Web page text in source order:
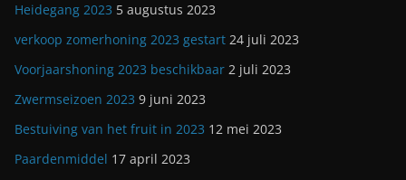
Heidegang 2023 5 augustus 2023
verkoop zomerhoning 2023 gestart 24 juli 2023
Voorjaarshoning 2023 beschikbaar 2 juli 2023
Zwermseizoen 2023 9 juni 2023
Bestuiving van het fruit in 2023 12 mei 2023
Paardenmiddel 17 april 2023